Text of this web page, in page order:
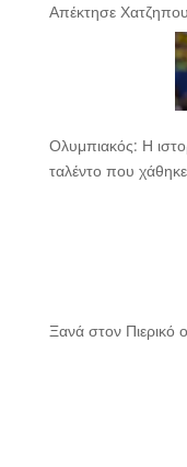
Απέκτησε
Ολυμπιακός: Η
ταλέντο που
Ξανά στον Πιερικό